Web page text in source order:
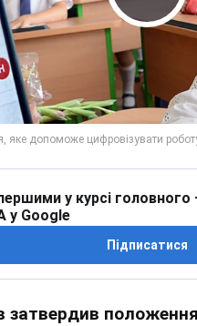
Play
у курсі
у Google
Підписатися
затвердив положення